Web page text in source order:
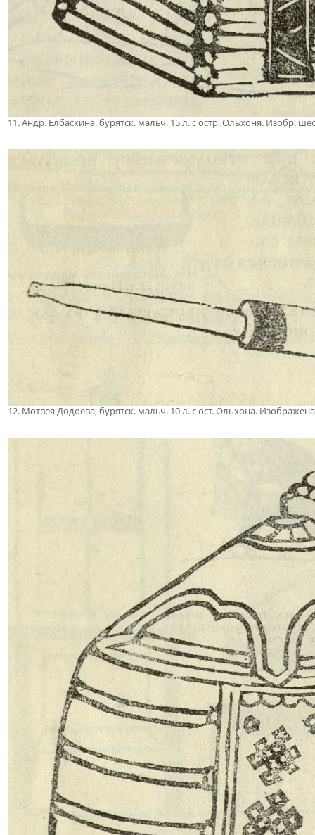
11. Андр. Елбаскина, бурятск. мальч. 15 л. с остр. Ольхоня. Изобр.
12. Мотвея Додоева, бурятск. мальч. 10 л. с ост. Ольхона.